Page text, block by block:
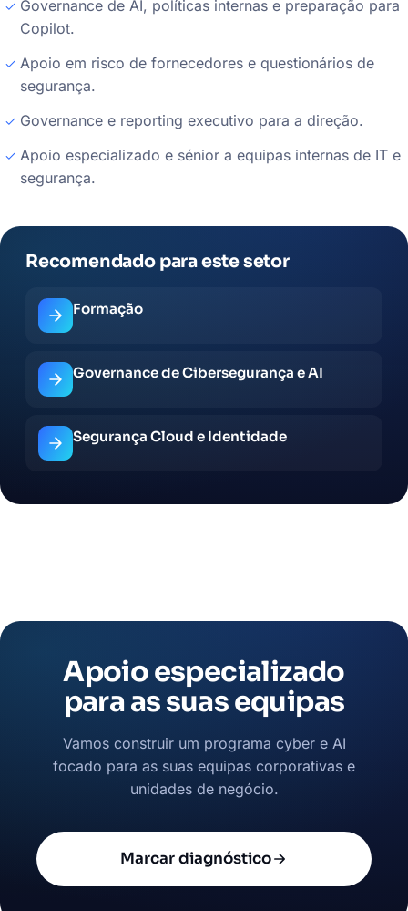
Governance de AI, políticas internas e preparação para
Copilot.
Apoio em risco de fornecedores e questionários de
segurança.
Governance e reporting executivo para a direção.
Apoio especializado e sénior a equipas internas de IT e
segurança.
Recomendado para este setor
Formação
Governance de Cibersegurança e AI
Segurança Cloud e Identidade
Apoio especializado
para as suas equipas
Vamos construir um programa cyber e AI
focado para as suas equipas corporativas e
unidades de negócio.
Marcar diagnóstico